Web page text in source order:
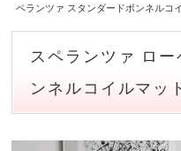
ペランツァ スタンダードボンネルコ
スペランツァ ロ
ンネルコイルマッ